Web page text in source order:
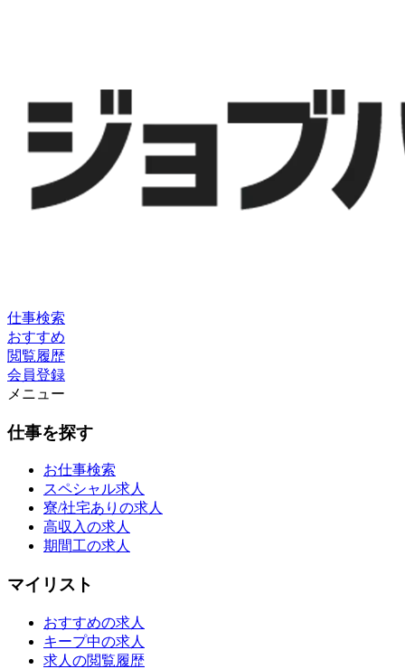
仕事検索
おすすめ
閲覧履歴
会員登録
メニュー
仕事を探す
お仕事検索
スペシャル求人
寮/社宅ありの求人
高収入の求人
期間工の求人
マイリスト
おすすめの求人
キープ中の求人
求人の閲覧履歴